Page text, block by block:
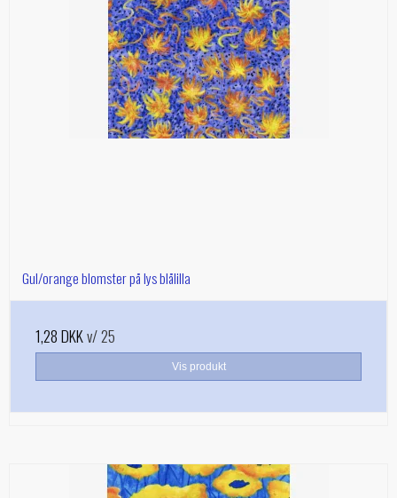
Gul/orange blomster på lys blålilla
1,28 DKKv/ 25
Vis produkt